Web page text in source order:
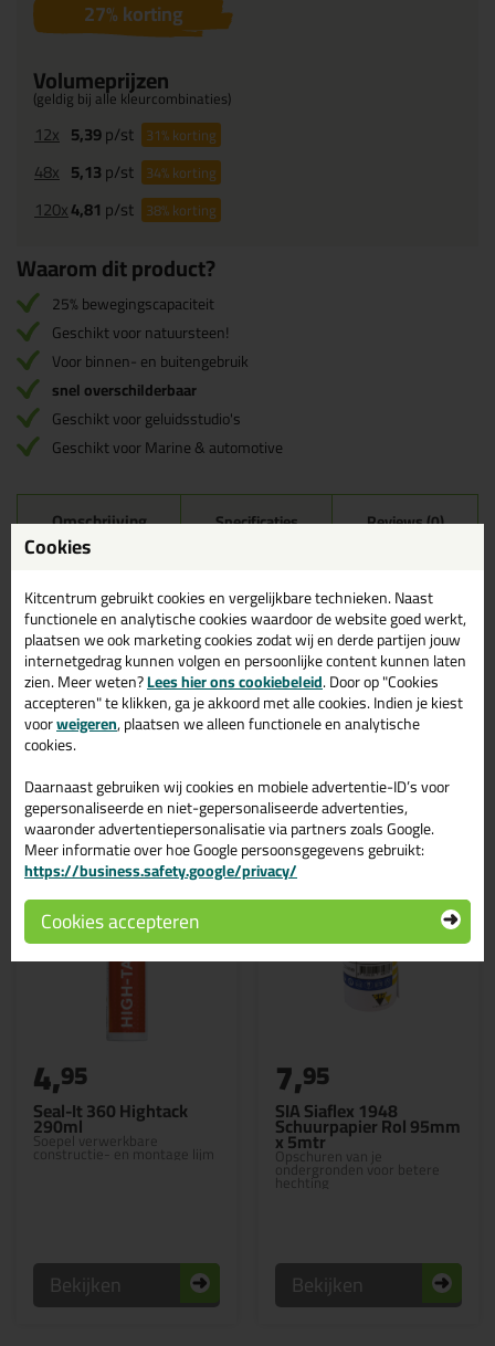
27% korting
Volumeprijzen
(geldig bij alle kleurcombinaties)
12x 5,39p/st 31%korting
48x 5,13p/st 34%korting
120x4,81 p/st 38%korting
Waarom dit product?
25% bewegingscapaciteit
Geschikt voor natuursteen!
Voor binnen- en buitengebruik
snel overschilderbaar
Geschikt voor geluidsstudio's
Geschikt voor Marine & automotive
Omschrijving Specificaties Reviews (0)
Reviews voor:Seal-It 352 SUPER-PRO
290ml
Er zijn nog geen reviews geschreven voor Seal-It 352 SUPER-
PRO 290ml.Schrijf als eerste een review!
Gerelateerde producten
Seal-It 360 Hightack
290ml
Soepel verwerkbare
constructie- en montage lijm
4,95
Bekijken
SIA Siaflex 1948
Schuurpapier Rol 95mm
x 5mtr
Opschuren van je
ondergronden voor betere
hechting
7,95
Bekijken
Cookies
Kitcentrum gebruikt cookies en vergelijkbare technieken. Naast
functionele en analytische cookies waardoor de website goed werkt,
plaatsen we ook marketing cookies zodat wij en derde partijen jouw
internetgedrag kunnen volgen en persoonlijke content kunnen laten
zien. Meer weten?Lees hier ons cookiebeleid. Door op "Cookies
accepteren" te klikken, ga je akkoord met alle cookies. Indien je kiest
voorweigeren, plaatsen we alleen functionele en analytische
cookies.
Daarnaast gebruiken wij cookies en mobiele advertentie-ID’s voor
gepersonaliseerde en niet-gepersonaliseerde advertenties,
waaronder advertentiepersonalisatie via partners zoals Google.
Meer informatie over hoe Google persoonsgegevens gebruikt:
https://business.safety.google/privacy/
Cookies accepteren